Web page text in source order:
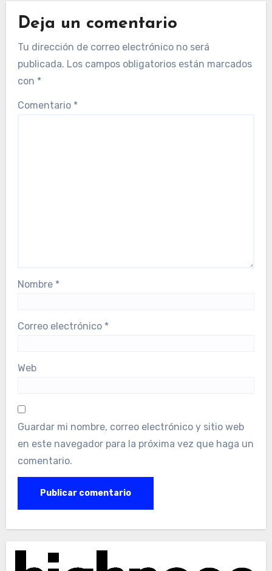
Deja un comentario
Tu dirección de correo electrónico no será
publicada. Los campos obligatorios están marcados
con *
Comentario *
Nombre *
Correo electrónico *
Web
Guardar mi nombre, correo electrónico y sitio web
en este navegador para la próxima vez que haga un
comentario.